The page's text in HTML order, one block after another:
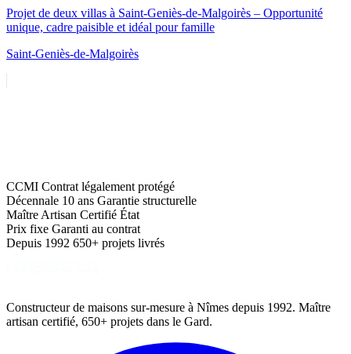
Projet de deux villas à Saint-Geniès-de-Malgoirès – Opportunité
unique, cadre paisible et idéal pour famille
Saint-Geniès-de-Malgoirès
CCMI Contrat légalement protégé
Décennale 10 ans Garantie structurelle
Maître Artisan Certifié État
Prix fixe Garanti au contrat
Depuis 1992 650+ projets livrés
Constructeur de maisons sur-mesure à Nîmes depuis 1992. Maître
artisan certifié, 650+ projets dans le Gard.